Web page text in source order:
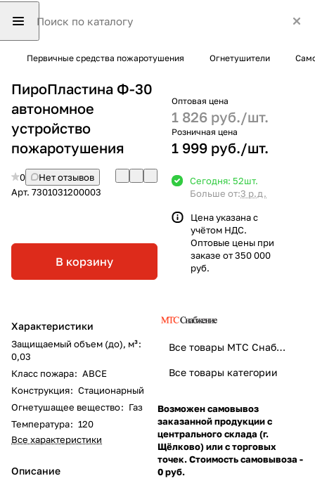
Первичные средства пожаротушения Огнетушители
ПироПластина Ф-30
автономное
устройство
пожаротушения
0
Нет отзывов
Арт. 7301031200003
В корзину
Характеристики
Защищаемый объем (до), м³:
0,03
Класс пожара: ABCE
Конструкция: Стационарный
Огнетушащее вещество: Газ
Температура: 120
Все характеристики
Описание
Оптовая цена
1 826 руб./шт.
Розничная цена
1 999 руб./шт.
Сегодня: 52шт.
Больше от:3 р.д.
Цена указана с
учётом НДС.
Оптовые цены при
заказе от 350 000
руб.
Все товары МТС Снабжение
Все товары категории
Возможен самовывоз
заказанной продукции с
центрального склада (г.
Щёлково) или с торговых
точек. Стоимость самовывоза -
0 руб.